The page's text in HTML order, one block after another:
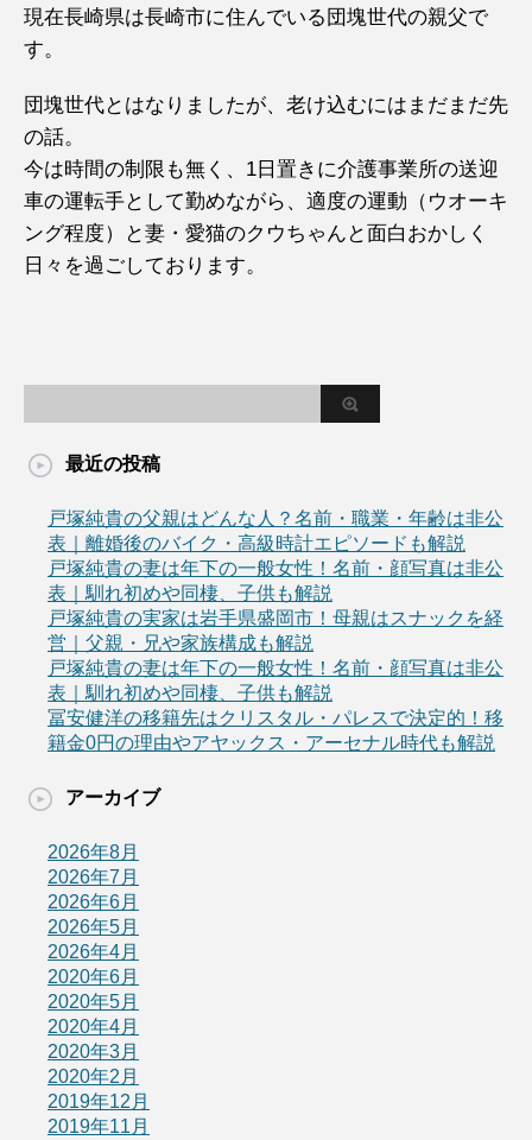
現在長崎県は長崎市に住んでいる団塊世代の親父で
す。
団塊世代とはなりましたが、老け込むにはまだまだ先
の話。
今は時間の制限も無く、1日置きに介護事業所の送迎
車の運転手として勤めながら、適度の運動（ウオーキ
ング程度）と妻・愛猫のクウちゃんと面白おかしく
日々を過ごしております。
最近の投稿
戸塚純貴の父親はどんな人？名前・職業・年齢は非公
表｜離婚後のバイク・高級時計エピソードも解説
戸塚純貴の妻は年下の一般女性！名前・顔写真は非公
表｜馴れ初めや同棲、子供も解説
戸塚純貴の実家は岩手県盛岡市！母親はスナックを経
営｜父親・兄や家族構成も解説
戸塚純貴の妻は年下の一般女性！名前・顔写真は非公
表｜馴れ初めや同棲、子供も解説
冨安健洋の移籍先はクリスタル・パレスで決定的！移
籍金0円の理由やアヤックス・アーセナル時代も解説
アーカイブ
2026年8月
2026年7月
2026年6月
2026年5月
2026年4月
2020年6月
2020年5月
2020年4月
2020年3月
2020年2月
2019年12月
2019年11月